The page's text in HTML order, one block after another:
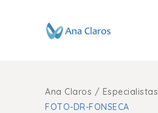
Ana Claros / Especialistas
FOTO-DR-FONSECA